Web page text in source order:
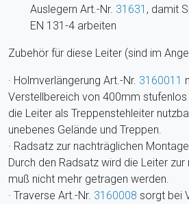
Auslegern Art.-Nr. 31631 , damit
EN 131-4 arbeiten
Zubehör für diese Leiter (sind im
· Holmverlängerung Art.-Nr. 3160011
Verstellbereich von 400mm stufenlos
die Leiter als Treppenstehleiter
unebenes Gelände und Treppen.
· Radsatz zur nachträglichen
Durch den Radsatz wird die Leiter
muß nicht mehr getragen werden.
· Traverse Art.-Nr. 3160008 sorgt bei